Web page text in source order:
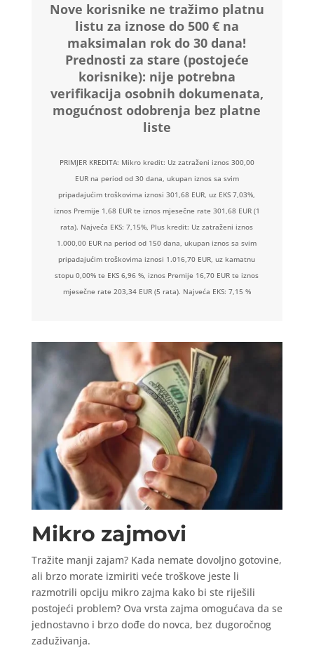
Nove korisnike ne tražimo platnu
listu za iznose do 500 € na
maksimalan rok do 30 dana!
Prednosti za stare (postojeće
korisnike): nije potrebna
verifikacija osobnih dokumenata,
mogućnost odobrenja bez platne
liste
PRIMJER KREDITA: Mikro kredit: Uz zatraženi iznos 300,00
EUR na period od 30 dana, ukupan iznos sa svim
pripadajućim troškovima iznosi 301,68 EUR, uz EKS 7,03%,
iznos Premije 1,68 EUR te iznos mjesečne rate 301,68 EUR (1
rata). Najveća EKS: 7,15%, Plus kredit: Uz zatraženi iznos
1.000,00 EUR na period od 150 dana, ukupan iznos sa svim
pripadajućim troškovima iznosi 1.016,70 EUR, uz kamatnu
stopu 0,00% te EKS 6,96 %, iznos Premije 16,70 EUR te iznos
mjesečne rate 203,34 EUR (5 rata). Najveća EKS: 7,15 %
Mikro zajmovi
Tražite manji zajam? Kada nemate dovoljno gotovine,
ali brzo morate izmiriti veće troškove jeste li
razmotrili opciju mikro zajma kako bi ste riješili
postojeći problem? Ova vrsta zajma omogućava da se
jednostavno i brzo dođe do novca, bez dugoročnog
zaduživanja.